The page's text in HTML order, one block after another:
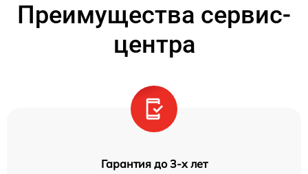
Преимущества сервис-
центра
Гарантия до 3-х лет